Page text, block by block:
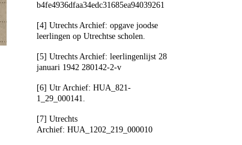
b4fe4936dfaa34edc31685ea94039261
[4] Utrechts Archief: opgave joodse
leerlingen op Utrechtse scholen.
[5] Utrechts Archief: leerlingenlijst 28
januari 1942 280142-2-v
[6] Utr Archief: HUA_821-
1_29_000141.
[7] Utrechts
Archief: HUA_1202_219_000010